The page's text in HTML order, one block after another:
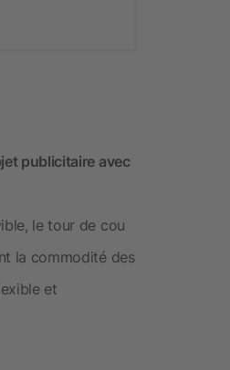
publicitaire avec
le tour de cou
la commodité des
et